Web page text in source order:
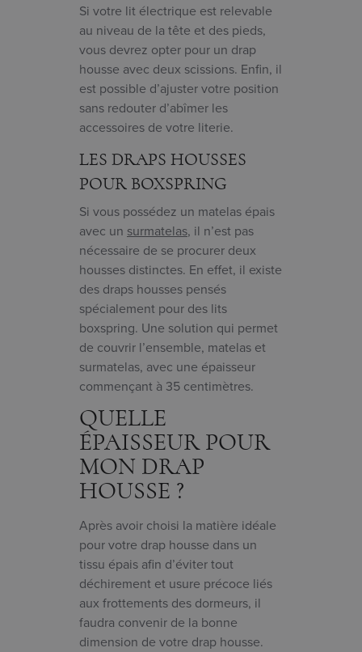
Si votre lit électrique est relevable
au niveau de la tête et des pieds,
vous devrez opter pour un drap
housse avec deux scissions. Enfin, il
est possible d’ajuster votre position
sans redouter d’abîmer les
accessoires de votre literie.
LES DRAPS HOUSSES
POUR BOXSPRING
Si vous possédez un matelas épais
avec un surmatelas, il n’est pas
nécessaire de se procurer deux
housses distinctes. En effet, il existe
des draps housses pensés
spécialement pour des lits
boxspring. Une solution qui permet
de couvrir l’ensemble, matelas et
surmatelas, avec une épaisseur
commençant à 35 centimètres.
QUELLE
ÉPAISSEUR POUR
MON DRAP
HOUSSE ?
Après avoir choisi la matière idéale
pour votre drap housse dans un
tissu épais afin d’éviter tout
déchirement et usure précoce liés
aux frottements des dormeurs, il
faudra convenir de la bonne
dimension de votre drap housse.